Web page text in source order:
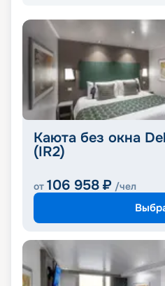
Каюта без окна
(IR2)
от 106 958 ₽ /чел